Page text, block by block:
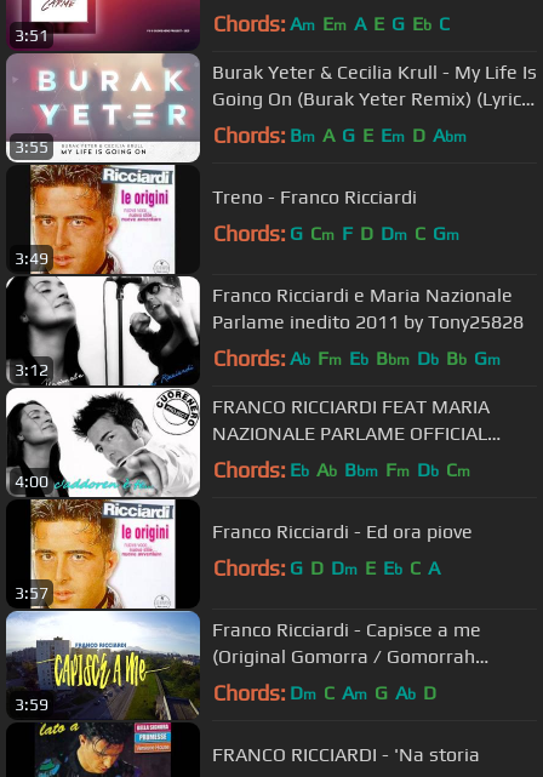
3:51 Chords: Am Em A E G Eb C
3:55
Burak Yeter & Cecilia Krull - My Life Is
Going On (Burak Yeter Remix) (Lyric
Video)
Chords: Bm A G E Em D Abm
3:49
Treno - Franco Ricciardi
Chords: G Cm F D Dm C Gm
3:12
Franco Ricciardi e Maria Nazionale
Parlame inedito 2011 by Tony25828
Chords: Ab Fm Eb Bbm Db Bb Gm
4:00
FRANCO RICCIARDI FEAT MARIA
NAZIONALE PARLAME OFFICIAL
VERSION
Chords: Eb Ab Bbm Fm Db Cm
3:57
Franco Ricciardi - Ed ora piove
Chords: G D Dm E Eb C A
3:59
Franco Ricciardi - Capisce a me
(Original Gomorra / Gomorrah
Soundtrack)
Chords: Dm C Am G Ab D
FRANCO RICCIARDI - 'Na storia